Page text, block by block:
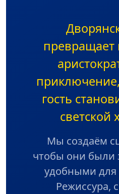
превращает
гость
светской
Мы создаём
чтобы они
удобными для
Режиссура,